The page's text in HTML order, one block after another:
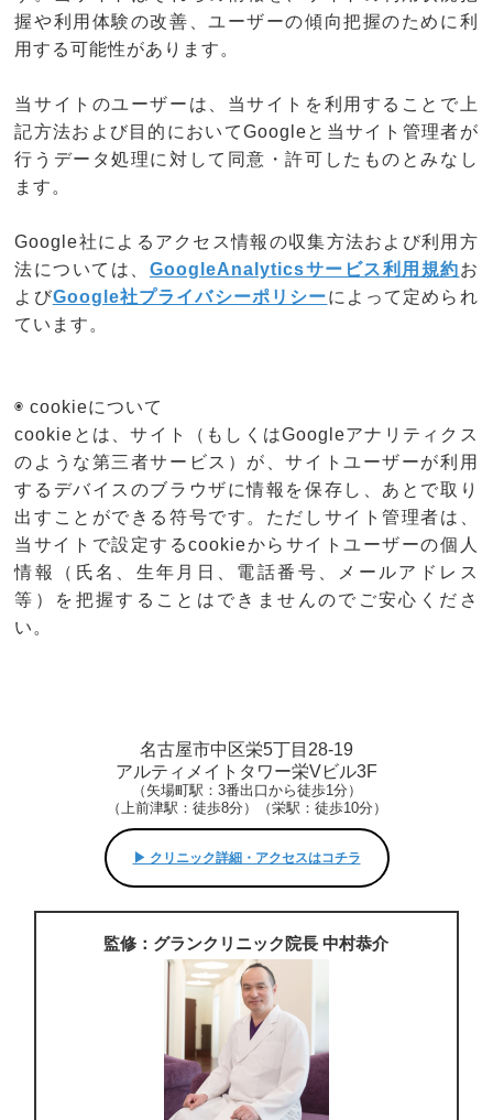
握や利用体験の改善、ユーザーの傾向把握のために利
用する可能性があります。
当サイトのユーザーは、当サイトを利用することで上
記方法および目的においてGoogleと当サイト管理者が
行うデータ処理に対して同意・許可したものとみなし
ます。
Google社によるアクセス情報の収集方法および利用方
法については、 GoogleAnalyticsサービス利用規約お
よびGoogle社プライバシーポリシーによって定められ
ています。
◉ cookieについて
cookieとは、サイト（もしくはGoogleアナリティクス
のような第三者サービス）が、サイトユーザーが利用
するデバイスのブラウザに情報を保存し、あとで取り
出すことができる符号です。ただしサイト管理者は、
当サイトで設定するcookieからサイトユーザーの個人
情報（氏名、生年月日、電話番号、メールアドレス
等）を把握することはできませんのでご安心くださ
い。
名古屋市中区栄5丁目28-19
アルティメイトタワー栄Vビル3F
（矢場町駅：3番出口から徒歩1分）
（上前津駅：徒歩8分）（栄駅：徒歩10分）
▶︎ クリニック詳細・アクセスはコチラ
監修：グランクリニック院長 中村恭介